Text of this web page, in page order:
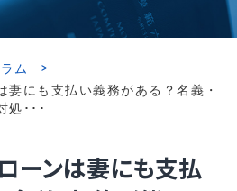
ム >
妻にも支払い義務がある？名義・
処･･･
ーンは妻にも支払